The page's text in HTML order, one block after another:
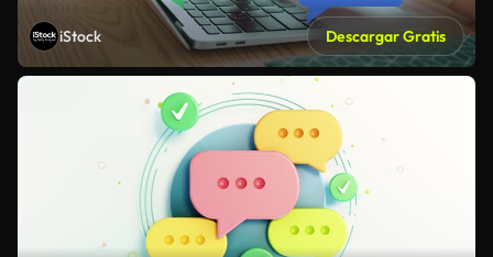
iStock Descargar Gratis